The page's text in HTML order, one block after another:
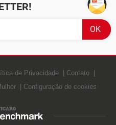
de Privacidade
Contato
Configuração de cookies